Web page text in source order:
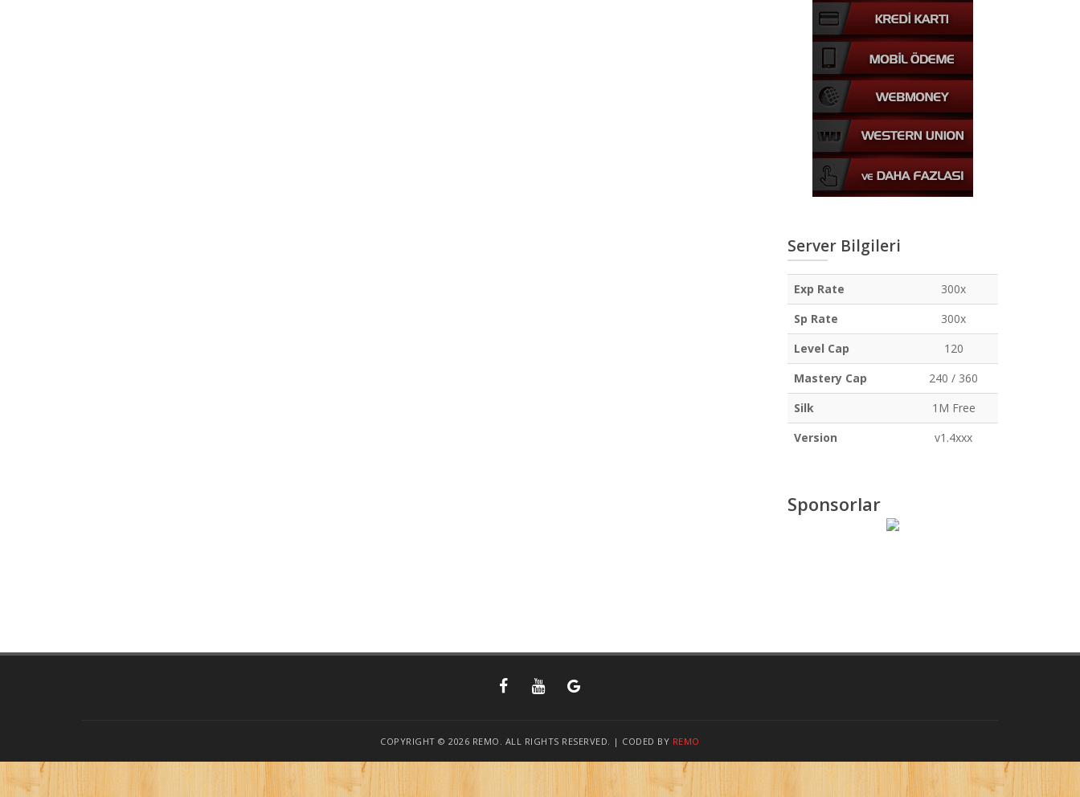
Server Bilgileri
Exp Rate
300x
Sp Rate
300x
Level Cap
120
Mastery Cap
240 / 360
Silk
1M Free
Version
v1.4xxx
Sponsorlar
COPYRIGHT © 2026 REMO. ALL RIGHTS RESERVED. | CODED BY REMO